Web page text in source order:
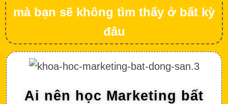
mà bạn sẽ không tìm thấy ở bất kỳ
đâu
Ai nên học Marketing bất